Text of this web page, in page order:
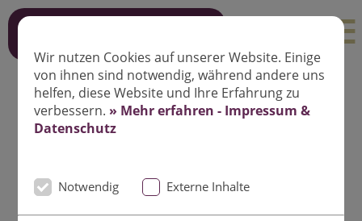
Wir nutzen Cookies auf unserer Website. Einige
von ihnen sind notwendig, während andere uns
helfen, diese Website und Ihre Erfahrung zu
verbessern. » Mehr erfahren - Impressum &
Datenschutz
Notwendig Externe Inhalte